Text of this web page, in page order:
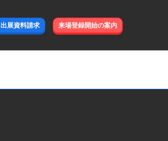
出展資料請求 来場登録開始の案内